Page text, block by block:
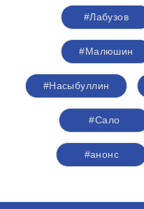
#Лабузов
#Малюшин
#Насыбуллин
#Сало
#анонс